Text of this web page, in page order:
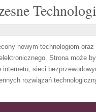
nowym technologiom
Strona może
sieci
rozwiązań